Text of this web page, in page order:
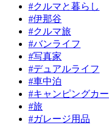
#クルマと暮らし
#伊那谷
#クルマ旅
#バンライフ
#写真家
#デュアルライフ
#車中泊
#キャンピングカー
#旅
#ガレージ用品